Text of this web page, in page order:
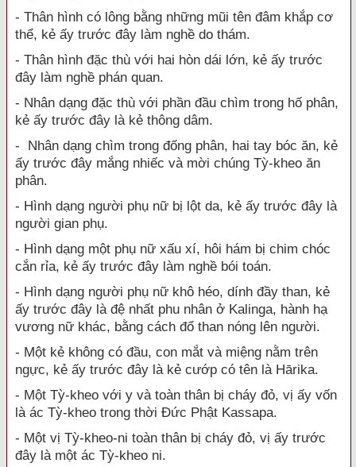
- Thân hình có lông bằng những mũi tên đâm khắp cơ
thể, kẻ ấy trước đây làm nghề do thám.
- Thân hình đặc thù với hai hòn dái lớn, kẻ ấy trước
đây làm nghề phán quan.
- Nhân dạng đặc thù với phần đầu chìm trong hố phân,
kẻ ấy trước đây là kẻ thông dâm.
- Nhân dạng chìm trong đống phân, hai tay bóc ăn, kẻ
ấy trước đây mắng nhiếc và mời chúng Tỳ-kheo ăn
phân.
- Hình dạng người phụ nữ bị lột da, kẻ ấy trước đây là
người gian phụ.
- Hình dạng một phụ nữ xấu xí, hôi hám bị chim chóc
cắn rỉa, kẻ ấy trước đây làm nghề bói toán.
- Hình dạng người phụ nữ khô héo, dính đầy than, kẻ
ấy trước đây là đệ nhất phu nhân ở Kalinga, hành hạ
vương nữ khác, bằng cách đổ than nóng lên người.
- Một kẻ không có đầu, con mắt và miệng nằm trên
ngực, kẻ ấy trước đây là kẻ cướp có tên là Hārika.
- Một Tỳ-kheo với y và toàn thân bị cháy đỏ, vị ấy vốn
là ác Tỳ-kheo trong thời Đức Phật Kassapa.
- Một vị Tỳ-kheo-ni toàn thân bị cháy đỏ, vị ấy trước
đây là một ác Tỳ-kheo ni.